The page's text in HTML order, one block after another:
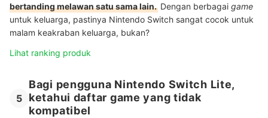
bertanding melawan satu sama lain. Dengan berbagai game
untuk keluarga, pastinya Nintendo Switch sangat cocok untuk
malam keakraban keluarga, bukan?
Lihat ranking produk
5
Bagi pengguna Nintendo Switch Lite,
ketahui daftar game yang tidak
kompatibel